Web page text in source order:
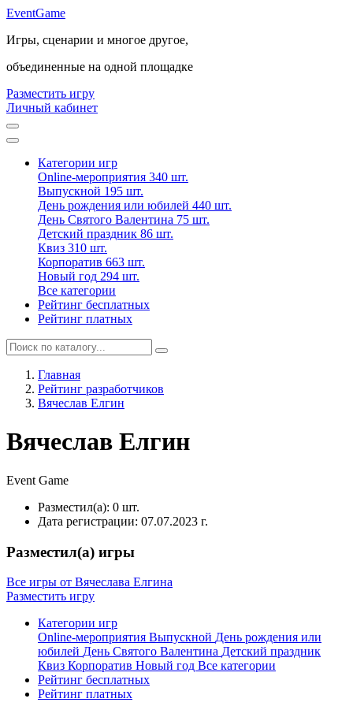
EventGame
Игры, сценарии и многое другое,
объединенные на одной площадке
Разместить игру
Личный кабинет
Категории игр
Online-мероприятия 340 шт.
Выпускной 195 шт.
День рождения или юбилей 440 шт.
День Святого Валентина 75 шт.
Детский праздник 86 шт.
Квиз 310 шт.
Корпоратив 663 шт.
Новый год 294 шт.
Все категории
Рейтинг бесплатных
Рейтинг платных
Главная
Рейтинг разработчиков
Вячеслав Елгин
Вячеслав Елгин
Event Game
Разместил(а): 0 шт.
Дата регистрации: 07.07.2023 г.
Разместил(а) игры
Все игры от Вячеслава Елгина
Разместить игру
Категории игр
Online-мероприятия Выпускной День рождения или
юбилей День Святого Валентина Детский праздник
Квиз Корпоратив Новый год Все категории
Рейтинг бесплатных
Рейтинг платных